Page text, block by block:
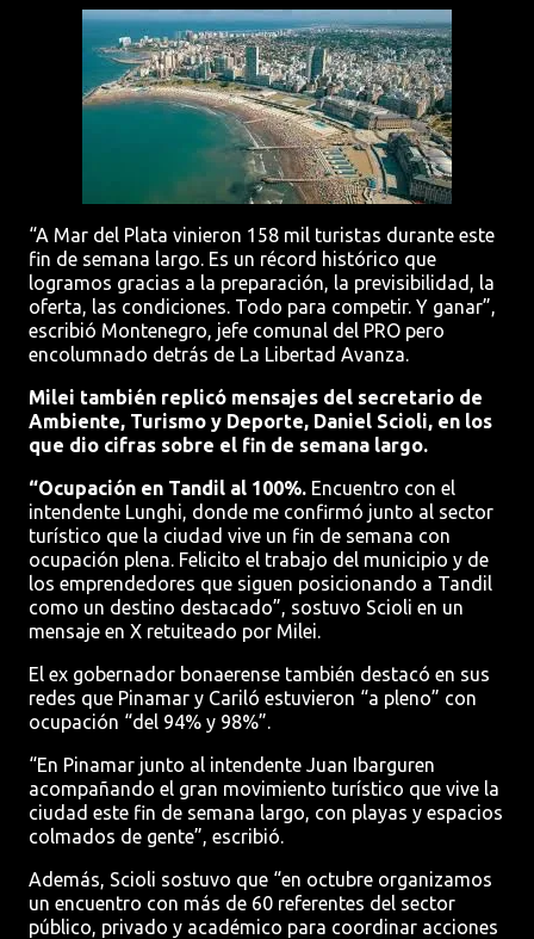
“A Mar del Plata vinieron 158 mil turistas durante este
fin de semana largo. Es un récord histórico que
logramos gracias a la preparación, la previsibilidad, la
oferta, las condiciones. Todo para competir. Y ganar”,
escribió Montenegro, jefe comunal del PRO pero
encolumnado detrás de La Libertad Avanza.
Milei también replicó mensajes del secretario de
Ambiente, Turismo y Deporte, Daniel Scioli, en los
que dio cifras sobre el fin de semana largo.
“Ocupación en Tandil al 100%. Encuentro con el
intendente Lunghi, donde me confirmó junto al sector
turístico que la ciudad vive un fin de semana con
ocupación plena. Felicito el trabajo del municipio y de
los emprendedores que siguen posicionando a Tandil
como un destino destacado”, sostuvo Scioli en un
mensaje en X retuiteado por Milei.
El ex gobernador bonaerense también destacó en sus
redes que Pinamar y Cariló estuvieron “a pleno” con
ocupación “del 94% y 98%”.
“En Pinamar junto al intendente Juan Ibarguren
acompañando el gran movimiento turístico que vive la
ciudad este fin de semana largo, con playas y espacios
colmados de gente”, escribió.
Además, Scioli sostuvo que “en octubre organizamos
un encuentro con más de 60 referentes del sector
público, privado y académico para coordinar acciones